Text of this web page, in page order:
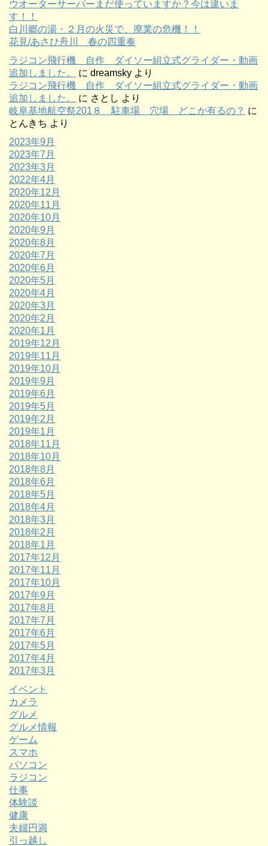
ウオーターサーバーまだ使っていますか？今は違いま
す！！
白川郷の湯・２月の火災で、廃業の危機！！
花見/あさひ舟川 春の四重奏
ラジコン飛行機 自作 ダイソー組立式グライダー・動画
追加しました。
に dreamsky より
ラジコン飛行機 自作 ダイソー組立式グライダー・動画
追加しました。
に さとし より
岐阜基地航空祭201８ 駐車場 穴場 どこか有るの？ に
とんきち より
2023年9月
2023年7月
2023年3月
2022年4月
2020年12月
2020年11月
2020年10月
2020年9月
2020年8月
2020年7月
2020年6月
2020年5月
2020年4月
2020年3月
2020年2月
2020年1月
2019年12月
2019年11月
2019年10月
2019年9月
2019年6月
2019年5月
2019年2月
2019年1月
2018年11月
2018年10月
2018年8月
2018年6月
2018年5月
2018年4月
2018年3月
2018年2月
2018年1月
2017年12月
2017年11月
2017年10月
2017年9月
2017年8月
2017年7月
2017年6月
2017年5月
2017年4月
2017年3月
イベント
カメラ
グルメ
グルメ情報
ゲーム
スマホ
パソコン
ラジコン
仕事
体験談
健康
夫婦円満
引っ越し